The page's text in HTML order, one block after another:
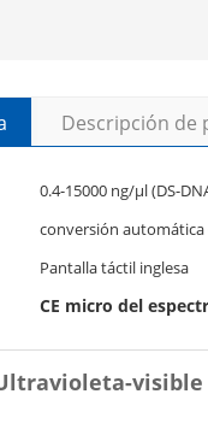
Descripción de
0.4-15000 ng/μl (DS-
conversión automática
Pantalla táctil inglesa
CE micro del